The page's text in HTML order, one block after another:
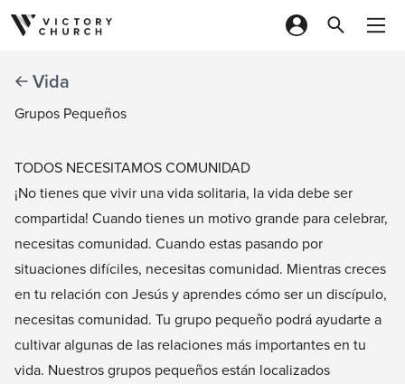
Skip to content
Vida
Grupos Pequeños
TODOS NECESITAMOS COMUNIDAD
¡No tienes que vivir una vida solitaria, la vida debe ser
compartida! Cuando tienes un motivo grande para celebrar,
necesitas comunidad. Cuando estas pasando por
situaciones difíciles, necesitas comunidad. Mientras creces
en tu relación con Jesús y aprendes cómo ser un discípulo,
necesitas comunidad. Tu grupo pequeño podrá ayudarte a
cultivar algunas de las relaciones más importantes en tu
vida. Nuestros grupos pequeños están localizados